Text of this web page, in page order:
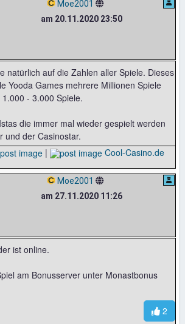
Moe2001
am 20.11.2020 23:50
natürlich auf die Zahlen aller Spiele. Dieses
Yooda Games mehrere Millionen Spiele
- 3.000 Spiele.
die immer mal wieder gespielt werden
und der Casinostar.
| Cool-Casino.de
Moe2001
am 27.11.2020 11:26
ist online.
am Bonusserver unter Monastbonus
2